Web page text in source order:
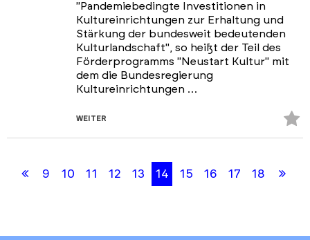
"Pandemiebedingte Investitionen in
Kultureinrichtungen zur Erhaltung und
Stärkung der bundesweit bedeutenden
Kulturlandschaft", so heißt der Teil des
Förderprogramms "Neustart Kultur" mit
dem die Bundesregierung
Kultureinrichtungen …
WEITER
Erste
9 10 11 12 13 14 15 16 17 18